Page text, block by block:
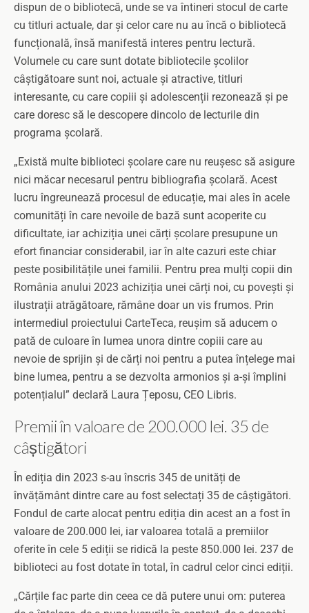
dispun de o bibliotecă, unde se va întineri stocul de carte
cu titluri actuale, dar și celor care nu au încă o bibliotecă
funcțională, însă manifestă interes pentru lectură.
Volumele cu care sunt dotate bibliotecile școlilor
câștigătoare sunt noi, actuale și atractive, titluri
interesante, cu care copiii și adolescenții rezonează și pe
care doresc să le descopere dincolo de lecturile din
programa școlară.
„Există multe biblioteci școlare care nu reușesc să asigure
nici măcar necesarul pentru bibliografia școlară. Acest
lucru îngreunează procesul de educație, mai ales în acele
comunități în care nevoile de bază sunt acoperite cu
dificultate, iar achiziția unei cărți școlare presupune un
efort financiar considerabil, iar în alte cazuri este chiar
peste posibilitățile unei familii. Pentru prea mulți copii din
România anului 2023 achiziția unei cărți noi, cu povești și
ilustrații atrăgătoare, rămâne doar un vis frumos. Prin
intermediul proiectului CarteTeca, reușim să aducem o
pată de culoare în lumea unora dintre copiii care au
nevoie de sprijin și de cărți noi pentru a putea înțelege mai
bine lumea, pentru a se dezvolta armonios și a-și împlini
potențialul” declară Laura Țeposu, CEO Libris.
Premii în valoare de 200.000 lei. 35 de
câștigători
În ediția din 2023 s-au înscris 345 de unități de
învățământ dintre care au fost selectați 35 de câștigători.
Fondul de carte alocat pentru ediția din acest an a fost în
valoare de 200.000 lei, iar valoarea totală a premiilor
oferite în cele 5 ediții se ridică la peste 850.000 lei. 237 de
biblioteci au fost dotate în total, în cadrul celor cinci ediții.
„Cărțile fac parte din ceea ce dă putere unui om: puterea